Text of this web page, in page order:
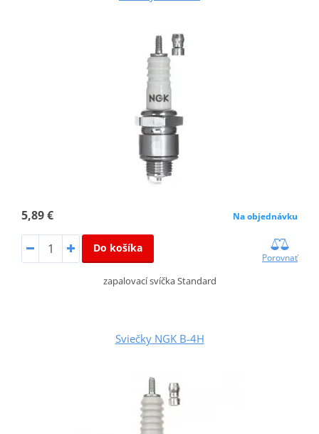
5,89 € Na objednávku
Do košíka
Porovnať
zapalovací svíčka Standard
Sviečky NGK B-4H